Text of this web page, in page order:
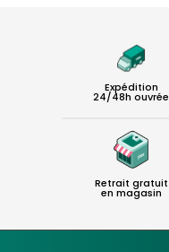
Expédition
24/48h ouvrée
Retrait gratuit
en magasin